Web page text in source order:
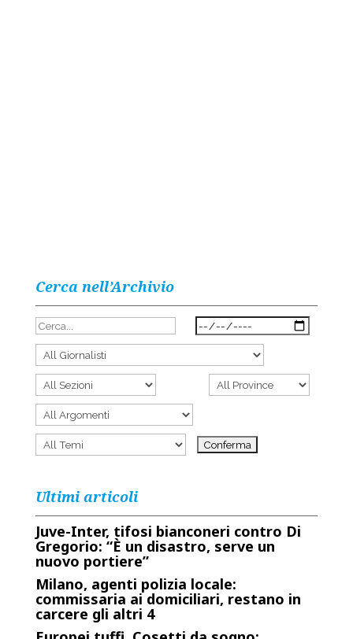
Cerca nell’Archivio
Ultimi articoli
Juve-Inter, tifosi bianconeri contro Di
Gregorio: “È un disastro, serve un
nuovo portiere”
Milano, agenti polizia locale:
commissaria ai domiciliari, restano in
carcere gli altri 4